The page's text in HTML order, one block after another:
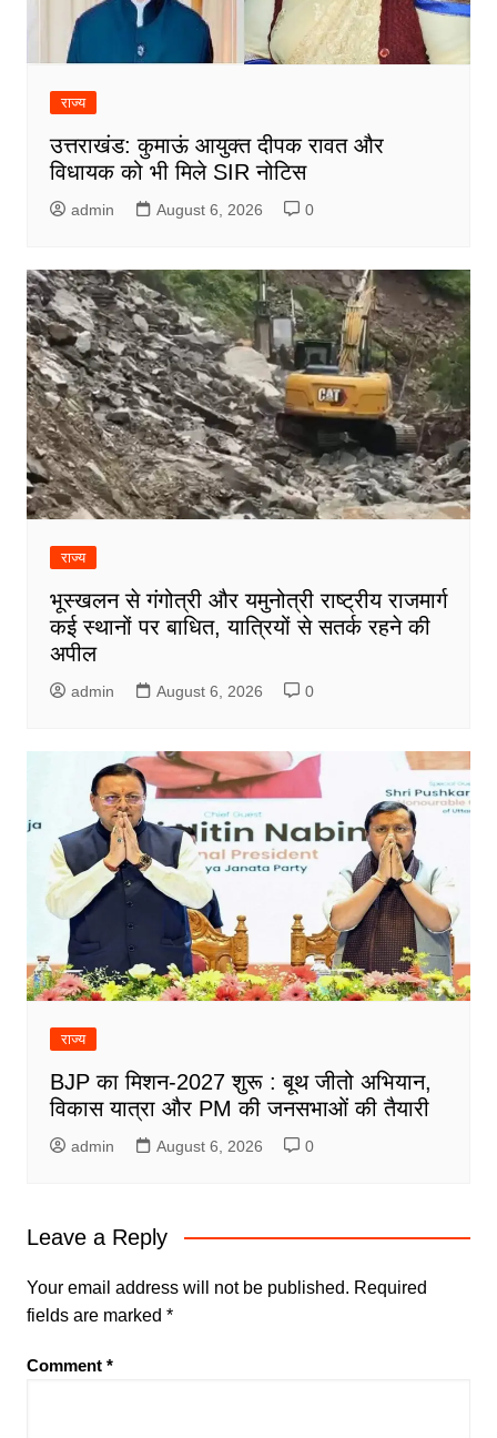
राज्य
उत्तराखंड: कुमाऊं आयुक्त दीपक रावत और
विधायक को भी मिले SIR नोटिस
admin August 6, 2026 0
राज्य
भूस्खलन से गंगोत्री और यमुनोत्री राष्ट्रीय राजमार्ग
कई स्थानों पर बाधित, यात्रियों से सतर्क रहने की
अपील
admin August 6, 2026 0
राज्य
BJP का मिशन-2027 शुरू : बूथ जीतो अभियान,
विकास यात्रा और PM की जनसभाओं की तैयारी
admin August 6, 2026 0
Leave a Reply
Your email address will not be published. Required
fields are marked *
Comment *